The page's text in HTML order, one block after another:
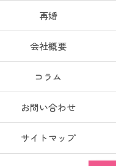
再婚
会社概要
コラム
お問い合わせ
サイトマップ